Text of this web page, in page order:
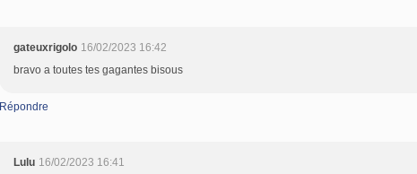
gateuxrigolo 16/02/2023 16:42
bravo a toutes tes gagantes bisous
Répondre
Lulu 16/02/2023 16:41